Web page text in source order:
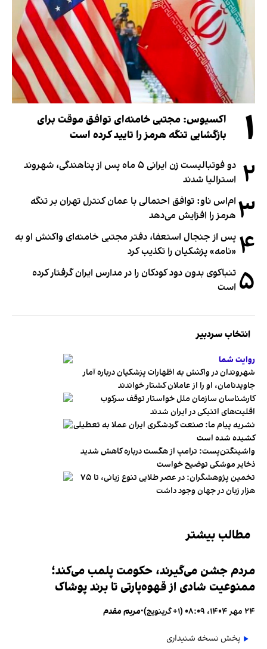
۱
اکسیوس: مجتبی خامنه‌ای توافق موقت برای
بازگشایی تنگه هرمز را تایید کرده است
۲
دو فوتبالیست زن ایرانی ۵ ماه پس از پناهندگی، شهروند
استرالیا شدند
۳ ام‌اس ناو: توافق احتمالی با عمان کنترل تهران بر تنگه
هرمز را افزایش می‌دهد
۴ پس از جنجال استعفا، دفتر مجتبی خامنه‌ای واکنش او به
«نامه» پزشکیان را تکذیب کرد
۵ تنباکوی بدون دود کودکان را در مدارس ایران گرفتار کرده
است
انتخاب سردبیر
روایت شما
شهروندان در واکنش به اظهارات پزشکیان درباره آمار
جاویدنامان، او را از عاملان کشتار خواندند
کارشناسان سازمان ملل خواستار توقف سرکوب
اقلیت‌های اتنیکی در ایران شدند
نشریه پیام ما: صنعت گردشگری ایران عملا به تعطیلی
کشیده شده است
واشینگتن‌پست: ترامپ از هگست درباره کاهش شدید
ذخایر موشکی توضیح خواست
تخمین پژوهشگران: در عصر طلایی تنوع زبانی، تا ۷۵
هزار زبان در جهان وجود داشت
مطالب بیشتر
مردم جشن می‌گیرند، حکومت پلمب می‌کند؛
ممنوعیت شادی از قهوه‌پارتی تا برند پوشاک
۲۴ مهر ۱۴۰۴، ۰۸:۰۹ (‎+۱ گرینویچ) •مریم مقدم
پخش نسخه شنیداری